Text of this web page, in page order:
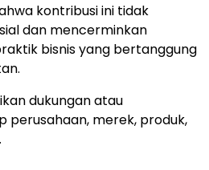
kontribusi ini tidak
dan mencerminkan
bisnis yang bertanggung
dukungan atau
perusahaan, merek, produk,